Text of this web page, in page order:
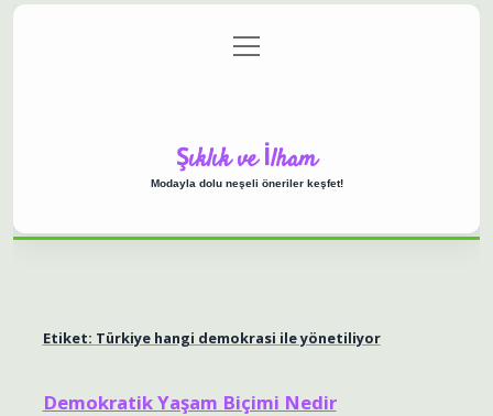
Gizlilik Politikası
menüyü
aç
Şıklık ve İlham
Modayla dolu neşeli öneriler keşfet!
Etiket: Türkiye hangi demokrasi ile yönetiliyor
Demokratik Yaşam Biçimi Nedir